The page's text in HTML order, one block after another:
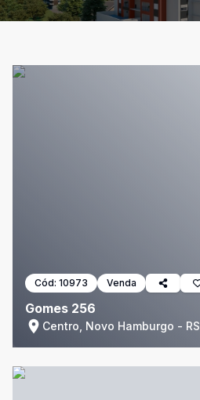
Cód: 10973 Venda
Gomes 256
Centro, Novo Hamburgo - RS